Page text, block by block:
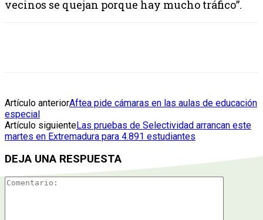
vecinos se quejan porque hay mucho tráfico”.
Artículo anteriorAftea pide cámaras en las aulas de educación
especial
Artículo siguienteLas pruebas de Selectividad arrancan este
martes en Extremadura para 4.891 estudiantes
DEJA UNA RESPUESTA